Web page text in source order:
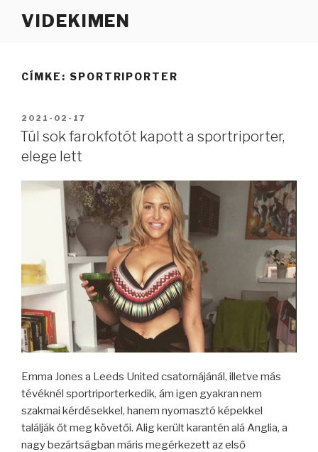
VIDEKIMEN
CÍMKE: SPORTRIPORTER
BEKÜLDVE:
2021-02-17
Túl sok farokfotót kapott a sportriporter,
elege lett
Emma Jones a Leeds United csatornájánál, illetve más
tévéknél sportriporterkedik, ám igen gyakran nem
szakmai kérdésekkel, hanem nyomasztó képekkel
találják őt meg követői. Alig került karantén alá Anglia, a
nagy bezártságban máris megérkezett az első